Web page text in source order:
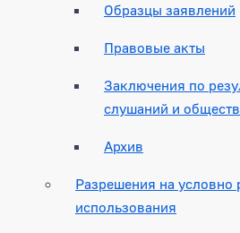
Образцы заявлений
Правовые акты
Заключения по
слушаний и
Архив
Разрешения на
использования